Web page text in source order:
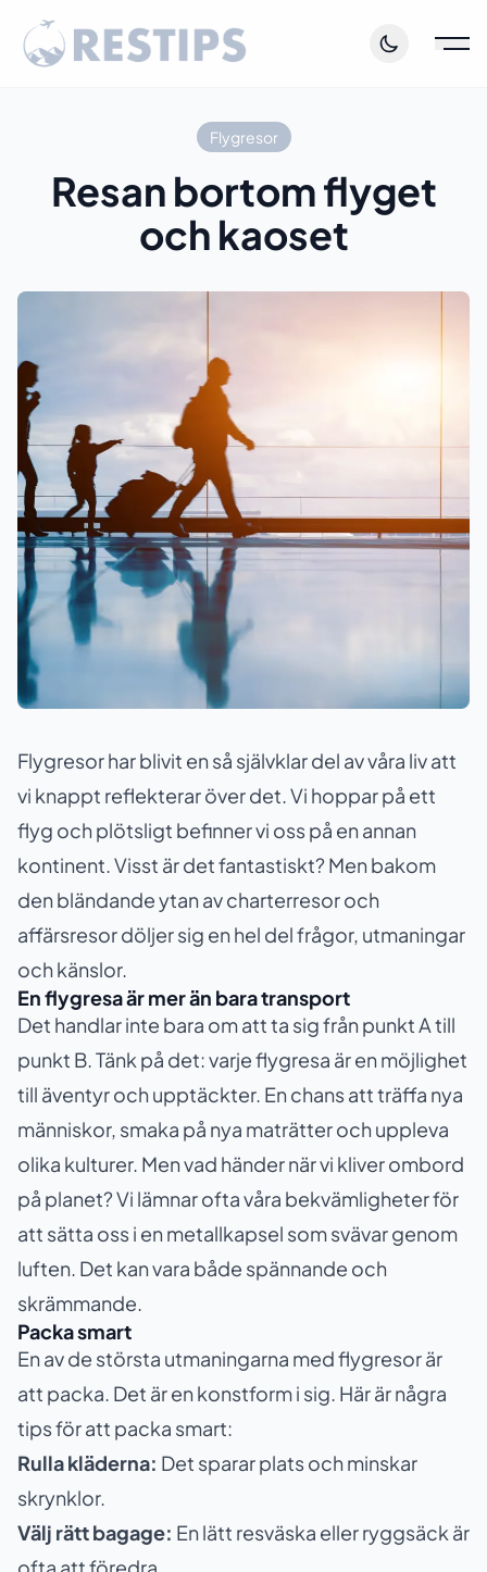
Flygresor
Resan bortom flyget
och kaoset
Flygresor har blivit en så självklar del av våra liv att
vi knappt reflekterar över det. Vi hoppar på ett
flyg och plötsligt befinner vi oss på en annan
kontinent. Visst är det fantastiskt? Men bakom
den bländande ytan av charterresor och
affärsresor döljer sig en hel del frågor, utmaningar
och känslor.
En flygresa är mer än bara transport
Det handlar inte bara om att ta sig från punkt A till
punkt B. Tänk på det: varje flygresa är en möjlighet
till äventyr och upptäckter. En chans att träffa nya
människor, smaka på nya maträtter och uppleva
olika kulturer. Men vad händer när vi kliver ombord
på planet? Vi lämnar ofta våra bekvämligheter för
att sätta oss i en metallkapsel som svävar genom
luften. Det kan vara både spännande och
skrämmande.
Packa smart
En av de största utmaningarna med flygresor är
att packa. Det är en konstform i sig. Här är några
tips för att packa smart:
Rulla kläderna: Det sparar plats och minskar
skrynklor.
Välj rätt bagage: En lätt resväska eller ryggsäck är